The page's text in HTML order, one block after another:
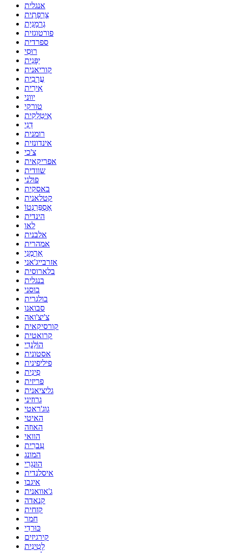
אנגלית
צָרְפָתִית
גֶרמָנִיָת
פורטוגזית
ספרדית
רוּסִי
יַפָּנִית
קוריאנית
עֲרָבִית
אִירִית
יווני
טורקי
אִיטַלְקִית
דַנִי
רומנית
אינדונזית
צ'כי
אפריקאית
שוודית
פולני
באסקית
קטלאנית
אֶסְפֵּרַנְטוֹ
הינדית
לאו
אלבנית
אמהרית
אַרְמֶנִי
אזרבייג'אני
בלארוסית
בנגלית
בוסני
בולגרית
סבואנו
צ'יצ'ואה
קורסיקאית
קרואטית
הוֹלַנדִי
אסטונית
פיליפינית
פִינִית
פריזית
גליציאנית
גרוזיני
גוג'ראטי
האיטי
האוזה
הוואי
עִברִית
המונג
הוּנגָרִי
איסלנדית
איגבו
ג'אוואנית
קנאדה
קזחית
חמר
כּוּרדִי
קירגיזים
לָטִינִית